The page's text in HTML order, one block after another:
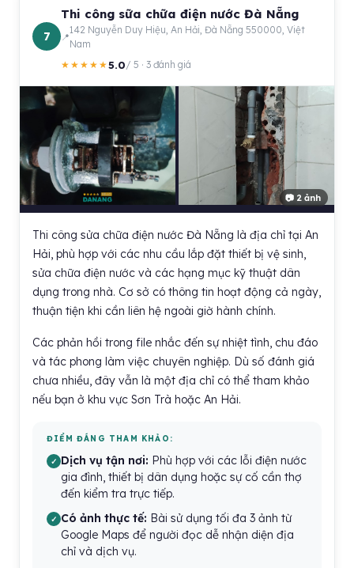
7
Thi công sữa chữa điện nước Đà Nẵng
142 Nguyễn Duy Hiệu, An Hải, Đà Nẵng 550000, Việt
Nam
★★★★★5.0/ 5 · 3 đánh giá
📷 2 ảnh
Thi công sửa chữa điện nước Đà Nẵng là địa chỉ tại An
Hải, phù hợp với các nhu cầu lắp đặt thiết bị vệ sinh,
sửa chữa điện nước và các hạng mục kỹ thuật dân
dụng trong nhà. Cơ sở có thông tin hoạt động cả ngày,
thuận tiện khi cần liên hệ ngoài giờ hành chính.
Các phản hồi trong file nhắc đến sự nhiệt tình, chu đáo
và tác phong làm việc chuyên nghiệp. Dù số đánh giá
chưa nhiều, đây vẫn là một địa chỉ có thể tham khảo
nếu bạn ở khu vực Sơn Trà hoặc An Hải.
ĐIỂM ĐÁNG THAM KHẢO:
Dịch vụ tận nơi: Phù hợp với các lỗi điện nước
gia đình, thiết bị dân dụng hoặc sự cố cần thợ
đến kiểm tra trực tiếp.
Có ảnh thực tế: Bài sử dụng tối đa 3 ảnh từ
Google Maps để người đọc dễ nhận diện địa
chỉ và dịch vụ.